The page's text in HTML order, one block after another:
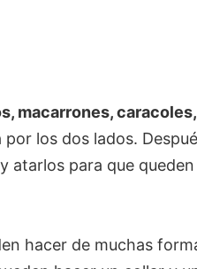
macarrones, caracoles,
los dos lados.
atarlos para que
hacer de muchas